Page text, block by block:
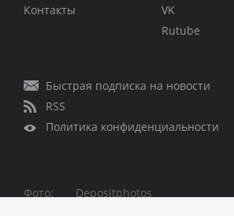
Контакты
VK
Rutube
Быстрая подписка на новости
RSS
Политика конфиденциальности
Фото:
Depositphotos